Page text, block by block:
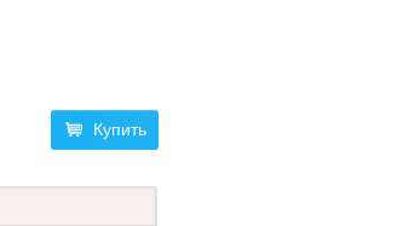
Купить